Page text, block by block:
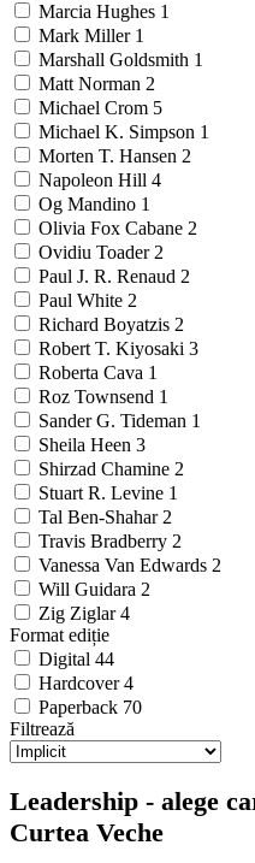
Marcia Hughes 1
Mark Miller 1
Marshall Goldsmith 1
Matt Norman 2
Michael Crom 5
Michael K. Simpson 1
Morten T. Hansen 2
Napoleon Hill 4
Og Mandino 1
Olivia Fox Cabane 2
Ovidiu Toader 2
Paul J. R. Renaud 2
Paul White 2
Richard Boyatzis 2
Robert T. Kiyosaki 3
Roberta Cava 1
Roz Townsend 1
Sander G. Tideman 1
Sheila Heen 3
Shirzad Chamine 2
Stuart R. Levine 1
Tal Ben-Shahar 2
Travis Bradberry 2
Vanessa Van Edwards 2
Will Guidara 2
Zig Ziglar4
Format ediție
Digital 44
Hardcover4
Paperback 70
Filtrează
Leadership - alege
Curtea Veche